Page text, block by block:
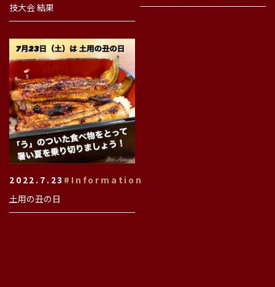
技大会 結果
2022.7.23 #Information
土用の丑の日